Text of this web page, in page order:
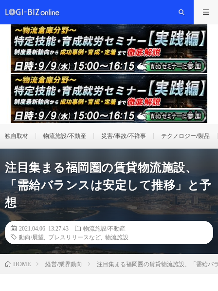
独自取材 物流施設/不動産 災害/事故/不祥事 テクノロジー/製品
注目集まる福岡圏の賃貸物流施設、
「需給バランスは安定して推移」と予
想
2021.04.06 13:27:43
物流施設/不動産
動向/展望
プレスリリースなど 物流施設
HOME 経営/業界動向 注目集まる福岡圏の賃貸物流施設、「需給バ